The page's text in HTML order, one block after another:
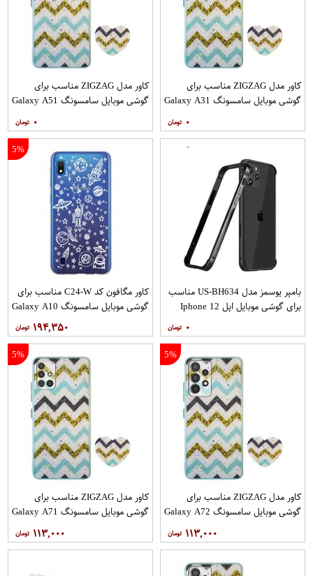
کاور مدل ZIGZAG مناسب برای
گوشی موبایل سامسونگ Galaxy A31
۰
کاور مدل ZIGZAG مناسب برای
گوشی موبایل سامسونگ Galaxy A51
۰
بامپر یوسمز مدل US-BH634 مناسب
برای گوشی موبایل اپل Iphone 12
۰
5%
کاور مگافون کد C24-W مناسب برای
گوشی موبایل سامسونگ Galaxy A10
۱۹۴,۳۵۰
5%
کاور مدل ZIGZAG مناسب برای
گوشی موبایل سامسونگ Galaxy A72
۱۱۳,۰۰۰
5%
کاور مدل ZIGZAG مناسب برای
گوشی موبایل سامسونگ Galaxy A71
۱۱۳,۰۰۰